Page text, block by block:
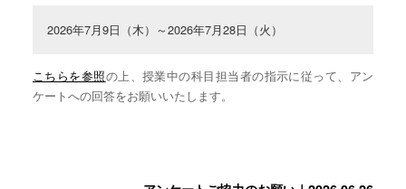
2026年7月9日（木）～2026年7月28日（火）
こちらを参照の上、授業中の科目担当者の指示に従って、アン
ケートへの回答をお願いいたします。